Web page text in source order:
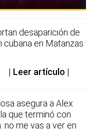
desaparición de
cubana en Matanzas
Leer artículo
asegura a Alex
que terminó con
no me vas a ver en